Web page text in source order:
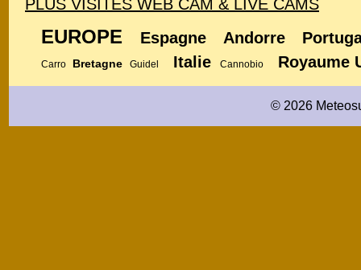
PLUS VISITÉS WEB CAM & LIVE CAMS
EUROPE Espagne Andorre
Carro Bretagne Guidel Italie Cannobio Royaume
© 2026